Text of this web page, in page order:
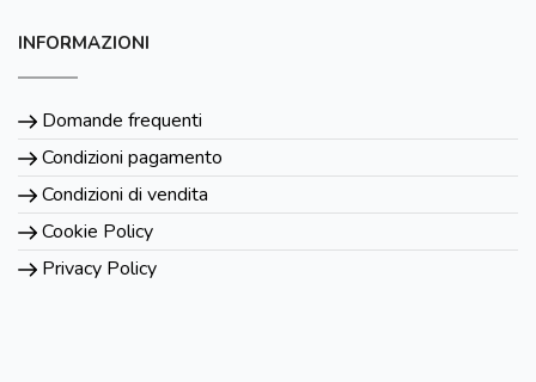
INFORMAZIONI
Domande frequenti
Condizioni pagamento
Condizioni di vendita
Cookie Policy
Privacy Policy